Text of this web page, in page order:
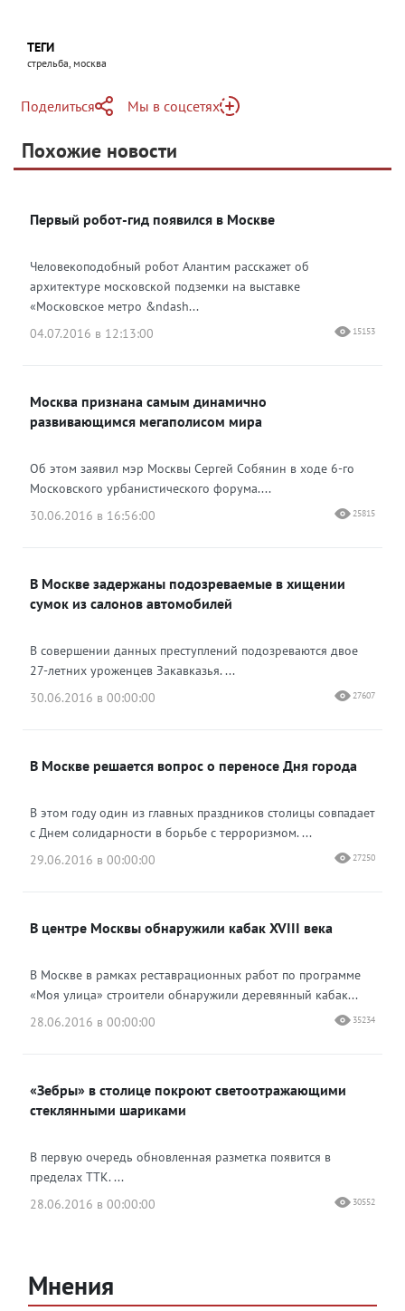
ТЕГИ
стрельба, москва
Поделиться
Telegram
Одноклассники
Мы в соцсетях
Яндекс Дзен
Похожие новости
Первый робот-гид появился в Москве
Человекоподобный робот Алантим расскажет об
архитектуре московской подземки на выставке
«Московское метро &ndash...
04.07.2016 в 12:13:00
15153
Москва признана самым динамично
развивающимся мегаполисом мира
Об этом заявил мэр Москвы Сергей Собянин в ходе 6-го
Московского урбанистического форума....
30.06.2016 в 16:56:00
25815
В Москве задержаны подозреваемые в хищении
сумок из салонов автомобилей
В совершении данных преступлений подозреваются двое
27-летних уроженцев Закавказья. ...
30.06.2016 в 00:00:00
27607
В Москве решается вопрос о переносе Дня города
В этом году один из главных праздников столицы совпадает
с Днем солидарности в борьбе с терроризмом. ...
29.06.2016 в 00:00:00
27250
В центре Москвы обнаружили кабак XVIII века
В Москве в рамках реставрационных работ по программе
«Моя улица» строители обнаружили деревянный кабак...
28.06.2016 в 00:00:00
35234
«Зебры» в столице покроют светоотражающими
стеклянными шариками
В первую очередь обновленная разметка появится в
пределах ТТК. ...
28.06.2016 в 00:00:00
30552
Мнения